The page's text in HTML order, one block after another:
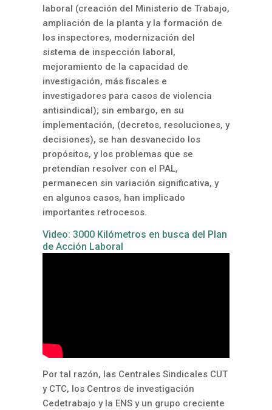
laboral (creación del Ministerio de Trabajo,
ampliación de la planta y la formación de
los inspectores, modernización del
sistema de inspección laboral,
mejoramiento de la capacidad de
investigación, más fiscales e
investigadores para casos de violencia
antisindical); sin embargo, en su
implementación, (decretos, resoluciones, y
decisiones), se han desvanecido los
propósitos, y los problemas que se
pretendían resolver con el PAL,
permanecen sin variación significativa, y
en algunos casos, han implicado
importantes retrocesos.
Video: 3000 Kilómetros en busca del Plan
de Acción Laboral
Por tal razón, las Centrales Sindicales CUT
y CTC, los Centros de investigación
Cedetrabajo y la ENS y un grupo creciente